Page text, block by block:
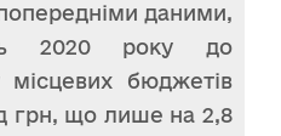
даними,
2020 року до
місцевих бюджетів
грн, що лише на 2,8